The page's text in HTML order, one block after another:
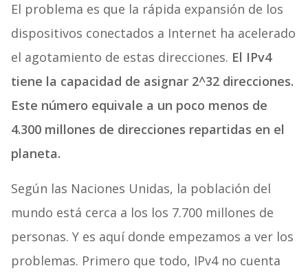
El problema es que la rápida expansión de los
dispositivos conectados a Internet ha acelerado
el agotamiento de estas direcciones. El IPv4
tiene la capacidad de asignar 2^32 direcciones.
Este número equivale a un poco menos de
4.300 millones de direcciones repartidas en el
planeta.
Según las Naciones Unidas, la población del
mundo está cerca a los los 7.700 millones de
personas. Y es aquí donde empezamos a ver los
problemas. Primero que todo, IPv4 no cuenta